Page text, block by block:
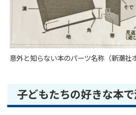
意外と知らない本のパーツ名称（新潮社
子どもたちの好きな本